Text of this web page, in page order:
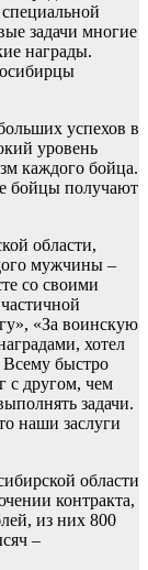
задачи многие
награды.
успехов в
уровень
каждого бойца.
бойцы получают
области,
мужчины –
со своими
«За воинскую
хотел
Всему быстро
с другом, чем
задачи.
наши заслуги
области
контракта,
из них 800
–